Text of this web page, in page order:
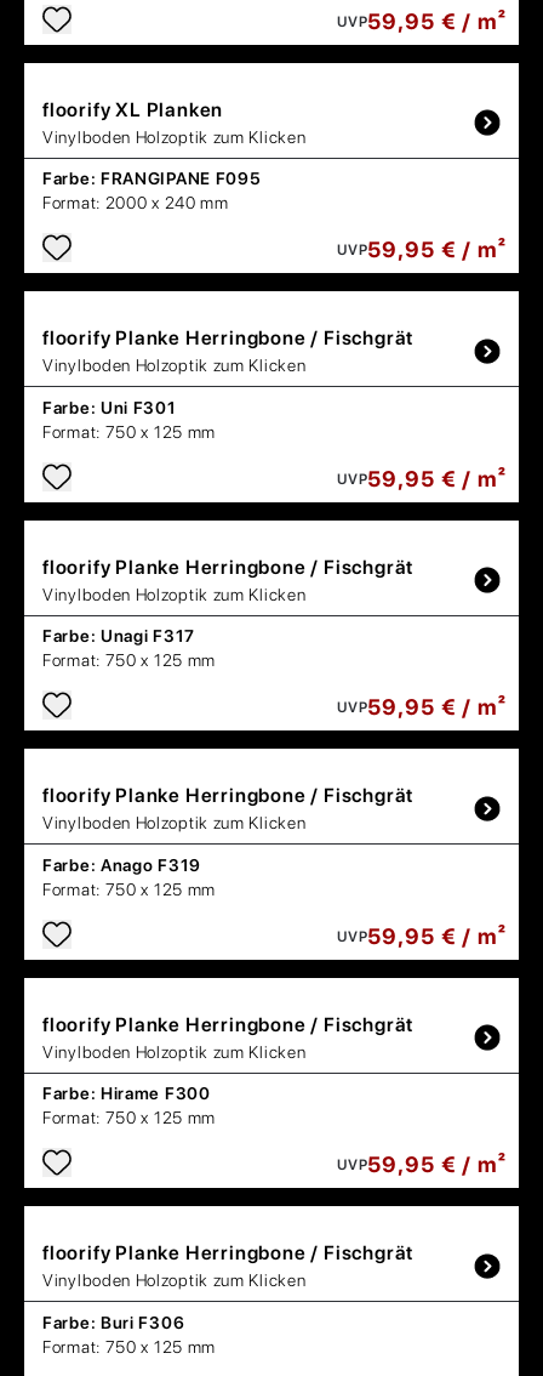
UVP59,95 € / m²
floorify XL Planken
Vinylboden Holzoptik zum Klicken
Farbe: FRANGIPANE F095
Format: 2000 x 240 mm
UVP59,95 € / m²
floorify Planke Herringbone / Fischgrät
Vinylboden Holzoptik zum Klicken
Farbe: Uni F301
Format: 750 x 125 mm
UVP59,95 € / m²
floorify Planke Herringbone / Fischgrät
Vinylboden Holzoptik zum Klicken
Farbe: Unagi F317
Format: 750 x 125 mm
UVP59,95 € / m²
floorify Planke Herringbone / Fischgrät
Vinylboden Holzoptik zum Klicken
Farbe: Anago F319
Format: 750 x 125 mm
UVP59,95 € / m²
floorify Planke Herringbone / Fischgrät
Vinylboden Holzoptik zum Klicken
Farbe: Hirame F300
Format: 750 x 125 mm
UVP59,95 € / m²
floorify Planke Herringbone / Fischgrät
Vinylboden Holzoptik zum Klicken
Farbe: Buri F306
Format: 750 x 125 mm